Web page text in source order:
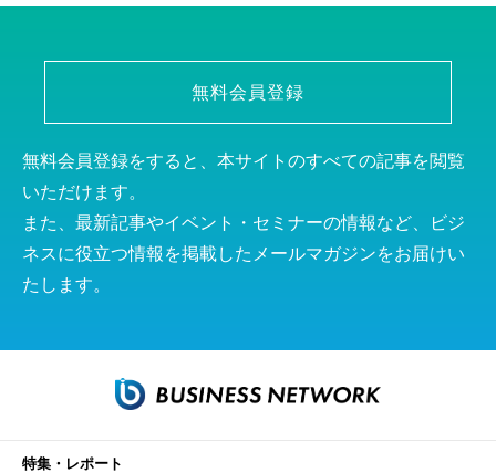
無料会員登録
無料会員登録をすると、本サイトのすべての記事を閲覧
いただけます。
また、最新記事やイベント・セミナーの情報など、ビジ
ネスに役立つ情報を掲載したメールマガジンをお届けい
たします。
特集・レポート